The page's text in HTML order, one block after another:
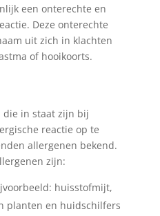
een onterechte en
Deze onterechte
uit zich in klachten
of hooikoorts.
die in staat zijn bij
reactie op te
allergenen bekend.
zijn:
huisstofmijt,
planten en huidschilfers